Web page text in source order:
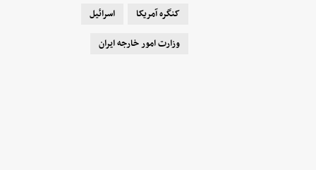
کنگره آمریکا
اسرائیل
وزارت امور خارجه ایران